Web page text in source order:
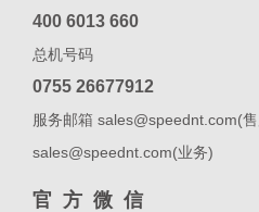
400 6013 660
总机号码
0755 26677912
服务邮箱 sales@speednt.com(
sales@speednt.com(业务)
官方微信